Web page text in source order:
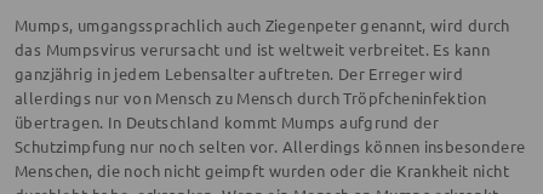
Mumps, umgangssprachlich auch Ziegenpeter genannt, wird durch
das Mumpsvirus verursacht und ist weltweit verbreitet. Es kann
ganzjährig in jedem Lebensalter auftreten. Der Erreger wird
allerdings nur von Mensch zu Mensch durch Tröpfcheninfektion
übertragen. In Deutschland kommt Mumps aufgrund der
Schutzimpfung nur noch selten vor. Allerdings können insbesondere
Menschen, die noch nicht geimpft wurden oder die Krankheit nicht